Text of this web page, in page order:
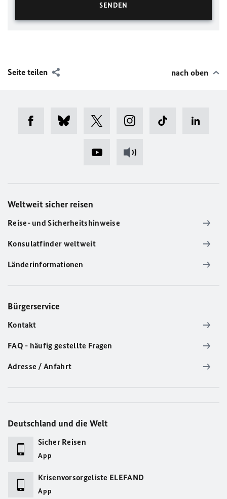
Seite teilen nach oben
Weltweit sicher reisen
Reise- und Sicherheitshinweise
Konsulatfinder weltweit
Länderinformationen
Bürgerservice
Kontakt
FAQ - häufig gestellte Fragen
Adresse / Anfahrt
Deutschland und die Welt
Sicher Reisen
App
Krisenvorsorgeliste ELEFAND
App